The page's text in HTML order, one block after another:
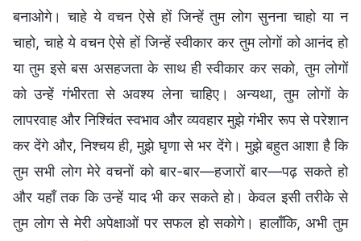
बनाओगे। चाहे ये वचन ऐसे हों जिन्हें तुम लोग सुनना चाहो या न
चाहो, चाहे ये वचन ऐसे हों जिन्हें स्वीकार कर तुम लोगों को आनंद हो
या तुम इसे बस असहजता के साथ ही स्वीकार कर सको, तुम लोगों
को उन्हें गंभीरता से अवश्य लेना चाहिए। अन्यथा, तुम लोगों के
लापरवाह और निश्चिंत स्वभाव और व्यवहार मुझे गंभीर रूप से परेशान
कर देंगे और, निश्चय ही, मुझे घृणा से भर देंगे। मुझे बहुत आशा है कि
तुम सभी लोग मेरे वचनों को बार-बार—हजारों बार—पढ़ सकते हो
और यहाँ तक कि उन्हें याद भी कर सकते हो। केवल इसी तरीके से
तुम लोग से मेरी अपेक्षाओं पर सफल हो सकोगे। हालाँकि, अभी तुम